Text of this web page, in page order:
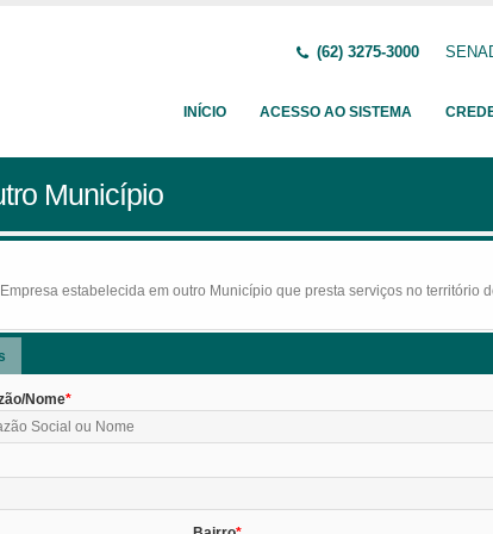
(62) 3275-3000
INÍCIO ACESSO AO SISTEMA
Município
estabelecida em outro Município que presta serviços no território
Nome